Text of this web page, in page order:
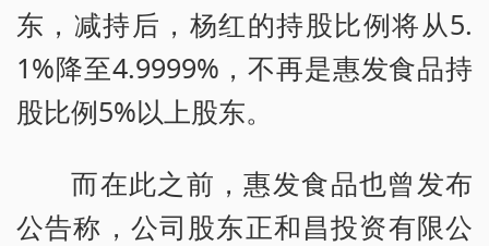
东，减持后，杨红的持股比例将从5.
1%降至4.9999%，不再是惠发食品持
股比例5%以上股东。
而在此之前，惠发食品也曾发布
公告称，公司股东正和昌投资有限公